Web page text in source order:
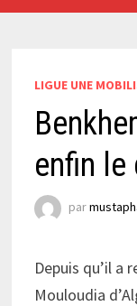
LIGUE UNE
enfin le
par
Depuis qu’il a
Mouloudia